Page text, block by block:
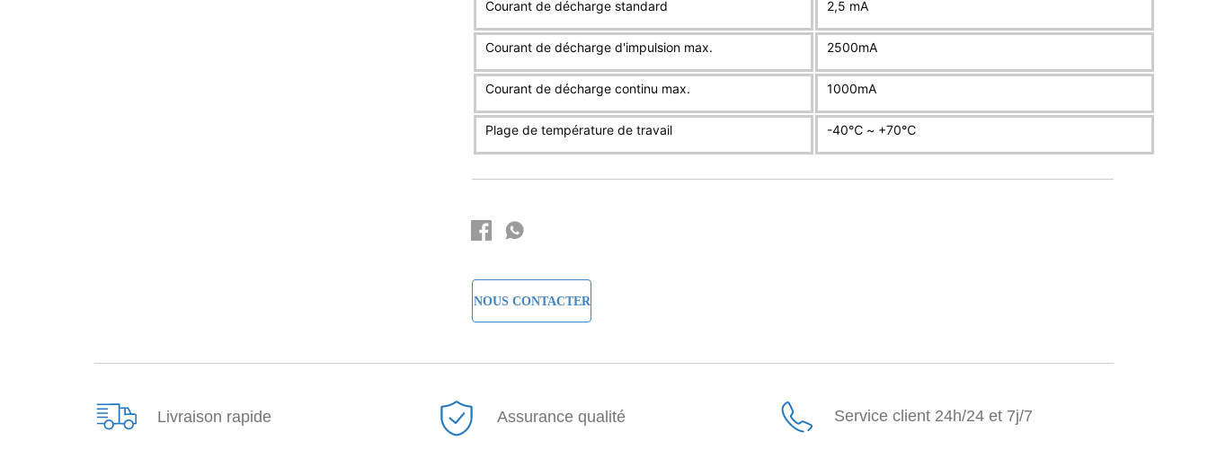
NOUS CONTACTER
Livraison rapide Assurance qualité Service client 24h/24 et 7j/7